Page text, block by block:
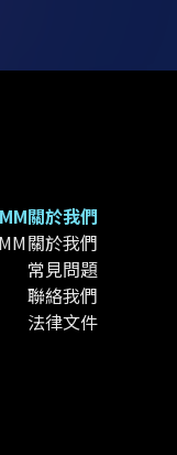
關於我們
關於我們
常見問題
聯絡我們
法律文件